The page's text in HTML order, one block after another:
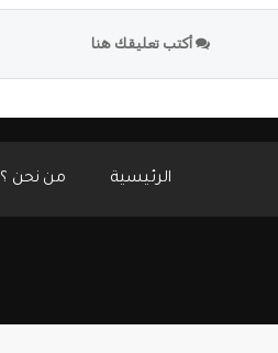
أكتب تعليقك هنا
الرئيسية من نحن ؟